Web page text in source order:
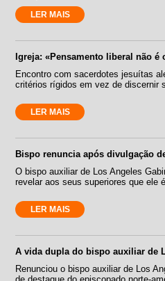
LER MAIS
Igreja: «Pensamento liberal não é
Encontro com sacerdotes jesuítas
critérios rígidos em vez de discernir
LER MAIS
Bispo renuncia após divulgação
O bispo auxiliar de Los Angeles
revelar aos seus superiores que ele
LER MAIS
A vida dupla do bispo auxiliar de
Renunciou o bispo auxiliar de Los